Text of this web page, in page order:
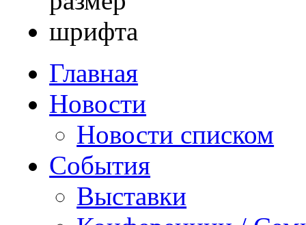
Главная
Новости
Новости списком
События
Выставки